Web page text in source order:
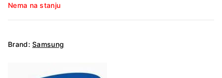
Nema na stanju
Brand:Samsung